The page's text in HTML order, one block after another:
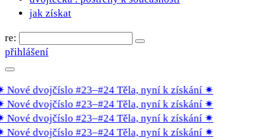
jak získat
re:
přihlášení
dvojčíslo #23–#24 Těla, nyní k získání✷
dvojčíslo #23–#24 Těla, nyní k získání✷
dvojčíslo #23–#24 Těla, nyní k získání✷
dvojčíslo #23–#24 Těla, nyní k získání✷